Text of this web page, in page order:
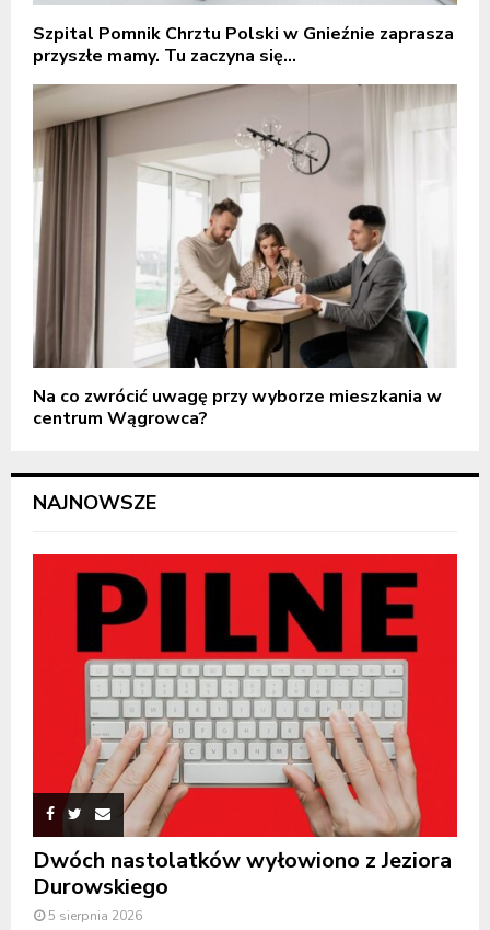
Szpital Pomnik Chrztu Polski w Gnieźnie zaprasza
przyszłe mamy. Tu zaczyna się...
Na co zwrócić uwagę przy wyborze mieszkania w
centrum Wągrowca?
NAJNOWSZE
Dwóch nastolatków wyłowiono z Jeziora
Durowskiego
5 sierpnia 2026